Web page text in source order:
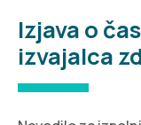
Izjava o
izvajalca